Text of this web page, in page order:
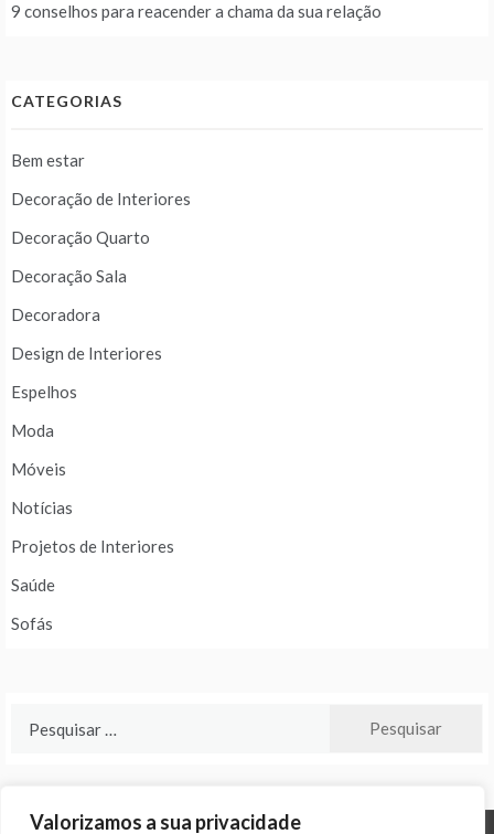
Valorizamos a sua privacidade
9 conselhos para reacender a chama da sua relação
CATEGORIAS
Bem estar
Decoração de Interiores
Decoração Quarto
Decoração Sala
Decoradora
Design de Interiores
Espelhos
Moda
Móveis
Notícias
Projetos de Interiores
Saúde
Sofás